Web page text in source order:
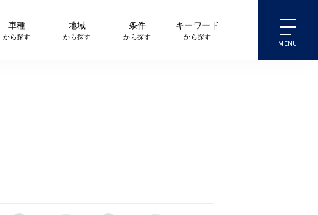
車種
から探す
地域
から探す
条件
から探す
キーワード
から探す